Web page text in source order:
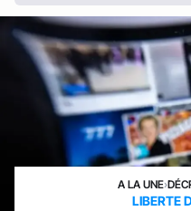
A LA UNE›
LIBERTE